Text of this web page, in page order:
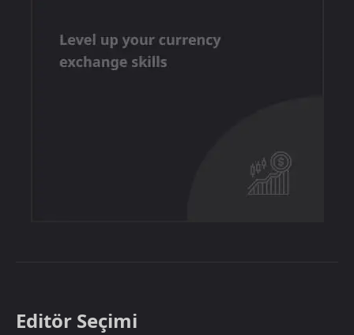
Editör Seçimi